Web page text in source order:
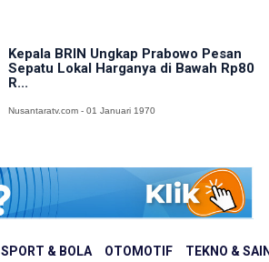
SPORT & BOLA OTOMOTIF TEKNO &
Kepala BRIN Ungkap Prabowo Pesan
Sepatu Lokal Harganya di Bawah Rp80
R...
Nusantaratv.com - 01 Januari 1970